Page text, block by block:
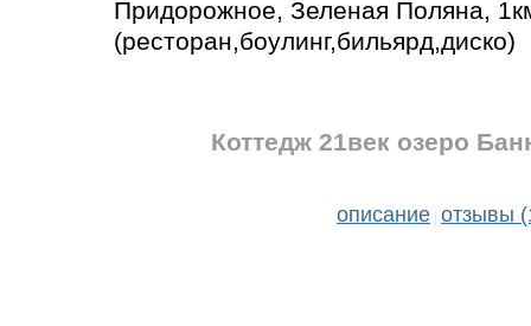
Придорожное, Зеленая Поляна,
(ресторан,боулинг,бильярд,диско)
Коттедж 21век озеро
описание отзывы